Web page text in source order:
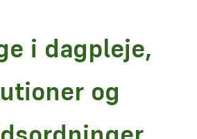
i dagpleje,
og